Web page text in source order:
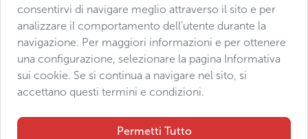
Condizioni di vendita
Protezione dei dati
Dichiarazione di accessibilità
Manage consent
consentirvi di navigare meglio attraverso il sito e per
analizzare il comportamento dell’utente durante la
navigazione. Per maggiori informazioni e per ottenere
una configurazione, selezionare la pagina Informativa
sui cookie. Se si continua a navigare nel sito, si
accettano questi termini e condizioni.
Permetti Tutto